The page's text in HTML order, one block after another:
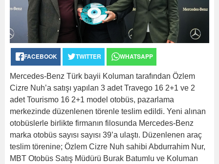
FACEBOOK TWITTER WHATSAPP
Mercedes-Benz Türk bayii Koluman tarafından Özlem
Cizre Nuh’a satışı yapılan 3 adet Travego 16 2+1 ve 2
adet Tourismo 16 2+1 model otobüs, pazarlama
merkezinde düzenlenen törenle teslim edildi. Yeni alınan
otobüslerle birlikte firmanın filosunda Mercedes-Benz
marka otobüs sayısı sayısı 39’a ulaştı. Düzenlenen araç
teslim törenine; Özlem Cizre Nuh sahibi Abdurrahim Nur,
MBT Otobüs Satış Müdürü Burak Batumlu ve Koluman